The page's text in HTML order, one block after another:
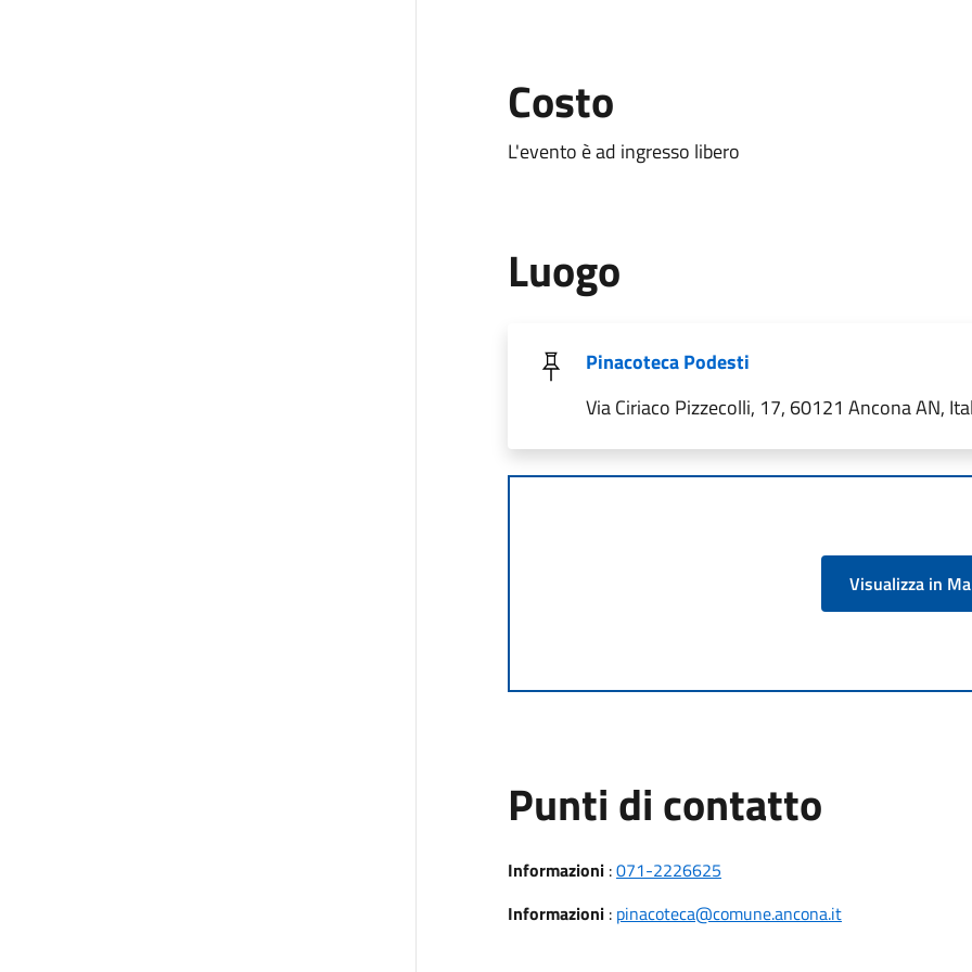
Costo
L'evento è ad ingresso libero
Luogo
Pinacoteca Podesti
Via Ciriaco Pizzecolli, 17, 60121 Ancona AN,
Visualizza in
Punti di contatto
Informazioni:071-2226625
Informazioni: pinacoteca@comune.ancona.it